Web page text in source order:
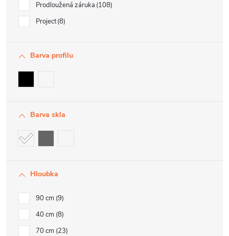
Prodloužená záruka 108
Project 8
Barva profilu
Barva skla
Hloubka
90 cm 9
40 cm 8
70 cm 23